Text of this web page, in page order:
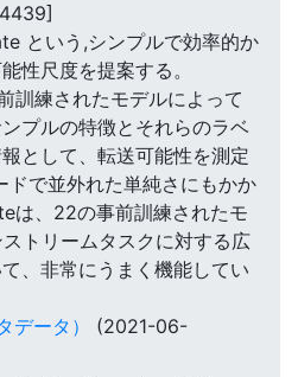
という,シンプルで効率的か
性尺度を提案する。
訓練されたモデルによって
プルの特徴とそれらのラベ
として、転送可能性を測定
ドで並外れた単純さにもかか
は、22の事前訓練されたモ
トリームタスクに対する広
、非常にうまく機能してい
データ）
(2021-06-